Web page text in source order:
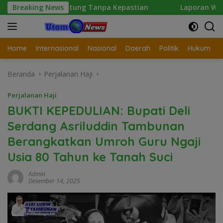
Langsung
ke
konten
Breaking News
Tanpa Kepastian Laporan Wartawan Terkait
Home Internasional Nasional Daerah Politik Hukum
Beranda Perjalanan Haji
Perjalanan Haji
BUKTI KEPEDULIAN: Bupati Deli
Serdang Asriluddin Tambunan
Berangkatkan Umroh Guru Ngaji
Usia 80 Tahun ke Tanah Suci
Admin
Desember 14, 2025